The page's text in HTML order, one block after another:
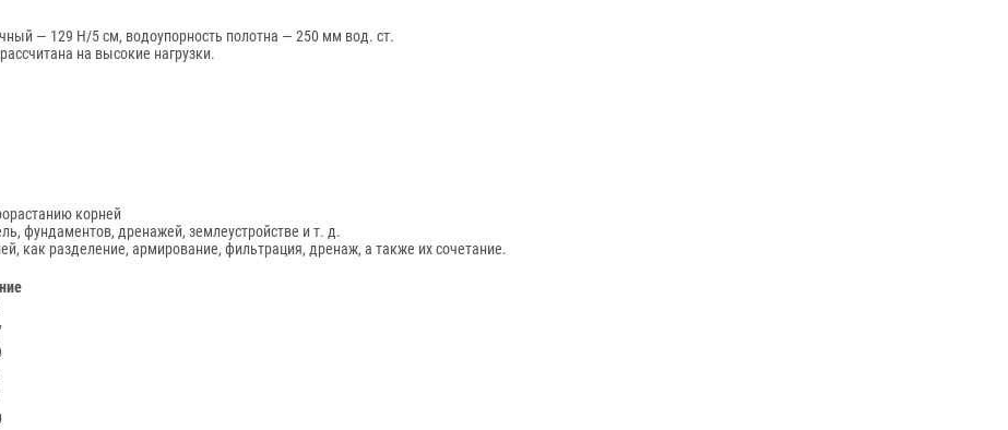
— 129 Н/5 см, водоупорность полотна — 250 мм вод. ст.
на высокие нагрузки.
корней
фундаментов, дренажей, землеустройстве и т. д.
как разделение, армирование, фильтрация, дренаж, а также их сочетание.